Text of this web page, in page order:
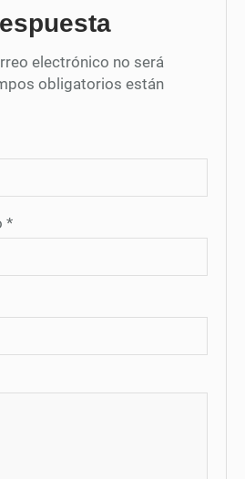
electrónico no será
obligatorios están
*